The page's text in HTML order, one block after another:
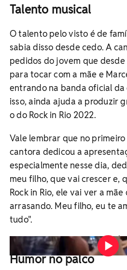
Talento musical
O talento pelo visto é de
sabia disso desde cedo. A
pedidos do jovem que
para tocar com a mãe e
entrando na banda oficial da
isso, ainda ajuda a produzir
o do Rock in Rio 2022.
Vale lembrar que no primeiro
cantora dedicou a
especialmente nesse dia,
meu filho, que vai crescer e,
Rock in Rio, ele vai ver a
arrasando. Meu filho, eu te
tudo".
Vídeo: Reprodução/
Humor no palco